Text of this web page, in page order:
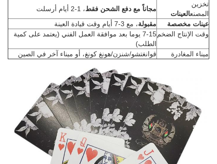
تخزين
المصنعالعينات
مجاناً مع دفع الشحن فقط، 1-2 أيام أرسلت
عينات مخصصة
مقبولة، مع 3-7 أيام وقت قيادة العينة
وقت الإنتاج الضخم
7-15 يوما بعد موافقة العمل الفني (يعتمد على كمية
الطلب)
ميناء المغادرة
قوانغتشو/شنزن/هونغ كونغ، أو ميناء آخر في الصين